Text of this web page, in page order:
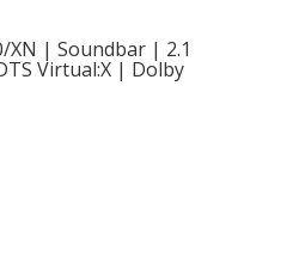
XN | Soundbar | 2.1
Virtual:X | Dolby